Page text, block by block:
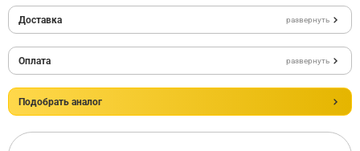
Доставка развернуть
Оплата развернуть
Подобрать аналог